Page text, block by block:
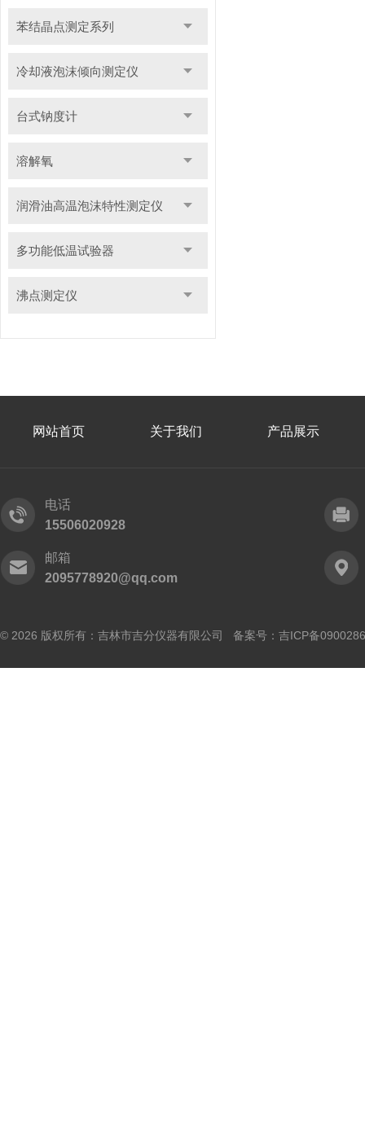
苯结晶点测定系列
冷却液泡沫倾向测定仪
台式钠度计
溶解氧
润滑油高温泡沫特性测定仪
多功能低温试验器
沸点测定仪
网站首页 关于我们 产品展示
电话
15506020928
邮箱
2095778920@qq.com
© 2026 版权所有：吉林市吉分仪器有限公司 备案号： 吉ICP备